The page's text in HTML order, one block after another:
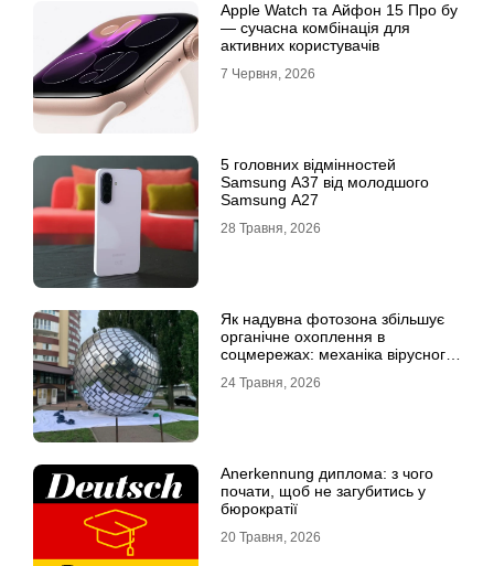
Apple Watch та Айфон 15 Про бу
— сучасна комбінація для
активних користувачів
7 Червня, 2026
5 головних відмінностей
Samsung A37 від молодшого
Samsung A27
28 Травня, 2026
Як надувна фотозона збільшує
органічне охоплення в
соцмережах: механіка вірусного
24 Травня, 2026
Anerkennung диплома: з чого
почати, щоб не загубитись у
бюрократії
20 Травня, 2026